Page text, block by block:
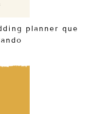
planner que